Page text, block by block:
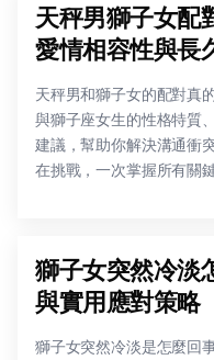
天秤男獅子女配
愛情相容性與長
天秤男和獅子女的配對真
與獅子座女生的性格特質
建議，幫助你解決溝通衝
在挑戰，一次掌握所有關鍵
獅子女突然冷淡
與實用應對策略
獅子女突然冷淡是怎麼回